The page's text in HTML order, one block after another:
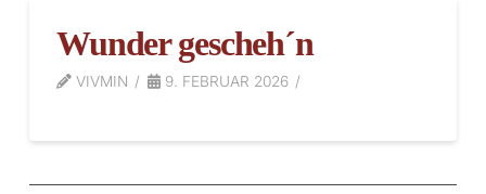
Wunder gescheh´n
VIVMIN 9. FEBRUAR 2026